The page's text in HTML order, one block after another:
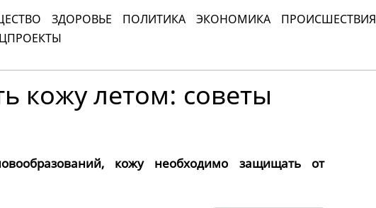
ЗДОРОВЬЕ ПОЛИТИКА ЭКОНОМИКА ПРОИСШЕСТВИЯ
кожу летом: советы
кожу необходимо защищать от